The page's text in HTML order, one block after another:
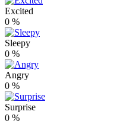
Excited
0 %
Sleepy
0 %
Angry
0 %
Surprise
0 %